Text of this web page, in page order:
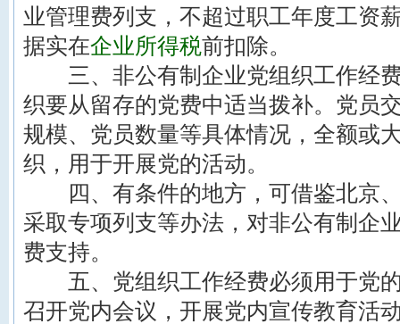
业管理费列支，不超过职工年度工资
据实在企业所得税前扣除。
三、非公有制企业党组织工作经费
织要从留存的党费中适当拨补。党员
规模、党员数量等具体情况，全额或
织，用于开展党的活动。
四、有条件的地方，可借鉴北京、
采取专项列支等办法，对非公有制企
费支持。
五、党组织工作经费必须用于党的
召开党内会议，开展党内宣传教育活